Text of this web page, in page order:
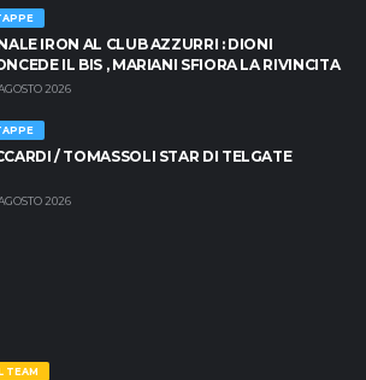
IRON AL CLUB AZZURRI : DIONI
IL BIS , MARIANI SFIORA LA RIVINCITA
2026
/ TOMASSOLI STAR DI TELGATE
2026
TEAM